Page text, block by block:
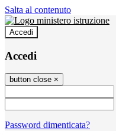
Salta al contenuto
Accedi
Accedi
button close ×
Password dimenticata?